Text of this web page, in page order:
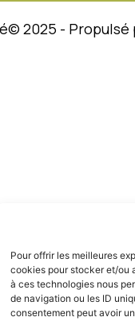
Pour offrir les meilleures
cookies pour stocker et/ou
à ces technologies nous
de navigation ou les ID
consentement peut avoir
© 2025 - Propulsé